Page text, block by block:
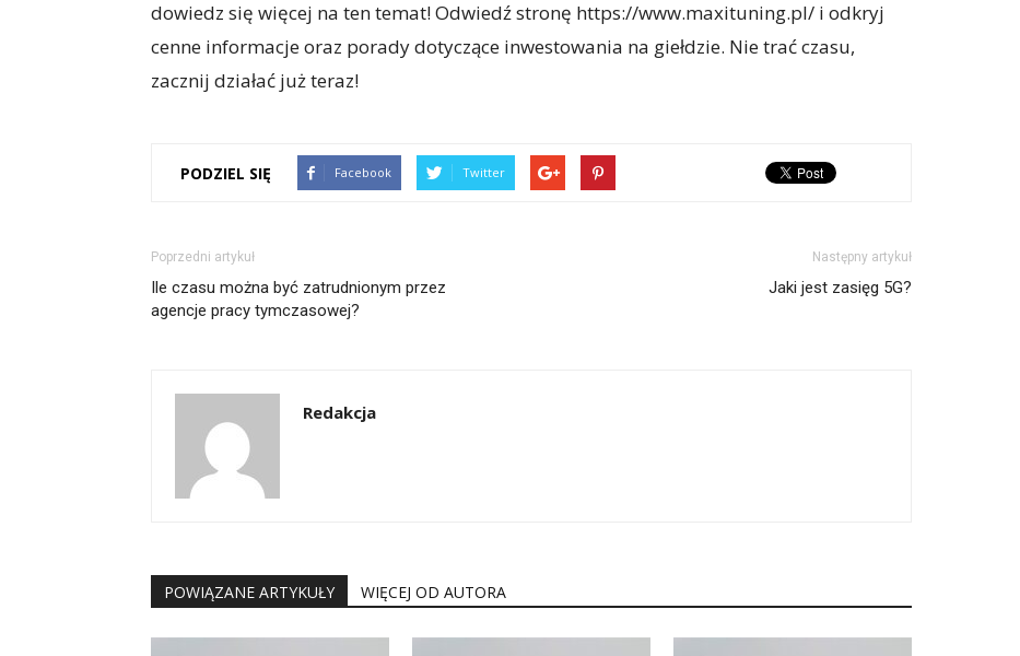
dowiedz się więcej na ten temat! Odwiedź stronę https://www.maxituning.pl/ i odkryj
cenne informacje oraz porady dotyczące inwestowania na giełdzie. Nie trać czasu,
zacznij działać już teraz!
PODZIEL SIĘ Facebook Twitter
Poprzedni artykuł
Ile czasu można być zatrudnionym przez
agencje pracy tymczasowej?
Następny artykuł
Jaki jest zasięg 5G?
Redakcja
POWIĄZANE ARTYKUŁY WIĘCEJ OD AUTORA